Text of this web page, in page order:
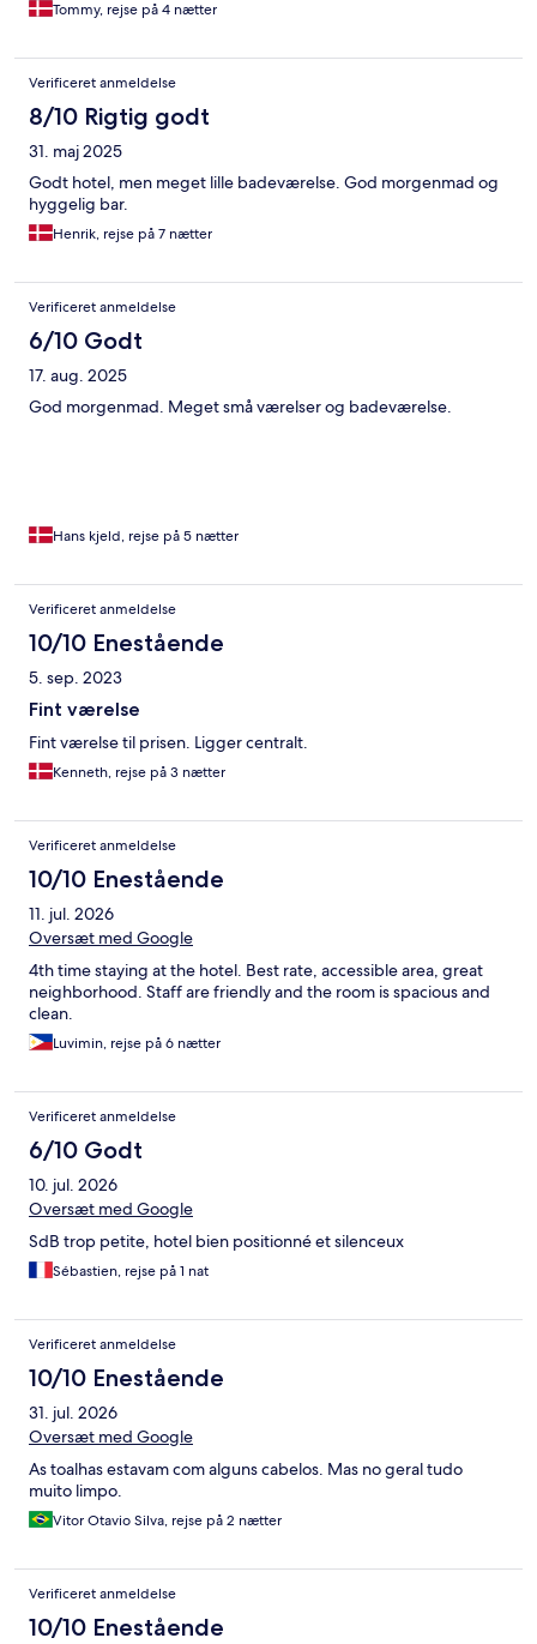
Tommy, rejse på 4 nætter
Verificeret anmeldelse
8/10 Rigtig godt
31. maj 2025
Godt hotel, men meget lille badeværelse. God morgenmad og
hyggelig bar.
Henrik, rejse på 7 nætter
Verificeret anmeldelse
6/10 Godt
17. aug. 2025
God morgenmad. Meget små værelser og badeværelse.
Hans kjeld, rejse på 5 nætter
Verificeret anmeldelse
10/10 Enestående
5. sep. 2023
Fint værelse
Fint værelse til prisen. Ligger centralt.
Kenneth, rejse på 3 nætter
Verificeret anmeldelse
10/10 Enestående
11. jul. 2026
Oversæt med Google
4th time staying at the hotel. Best rate, accessible area, great
neighborhood. Staff are friendly and the room is spacious and
clean.
Luvimin, rejse på 6 nætter
Verificeret anmeldelse
6/10 Godt
10. jul. 2026
Oversæt med Google
SdB trop petite, hotel bien positionné et silenceux
Sébastien, rejse på 1 nat
Verificeret anmeldelse
10/10 Enestående
31. jul. 2026
Oversæt med Google
As toalhas estavam com alguns cabelos. Mas no geral tudo
muito limpo.
Vitor Otavio Silva, rejse på 2 nætter
Verificeret anmeldelse
10/10 Enestående